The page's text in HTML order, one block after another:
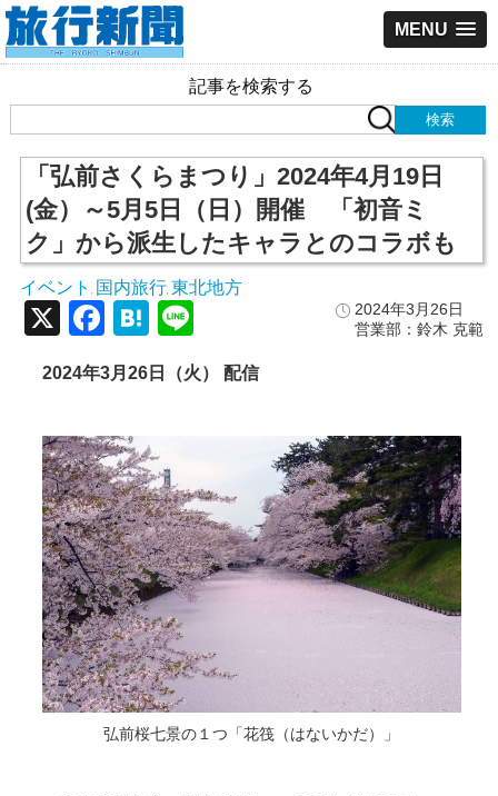
MENU
記事を検索する
「弘前さくらまつり」2024年4月19日
(金）～5月5日（日）開催 「初音ミ
ク」から派生したキャラとのコラボも
イベント 国内旅行 東北地方
2024年3月26日
営業部：鈴木 克範
X Facebook
Hatena
2024年3月26日（火） 配信
弘前桜七景の１つ「花筏（はないかだ）」